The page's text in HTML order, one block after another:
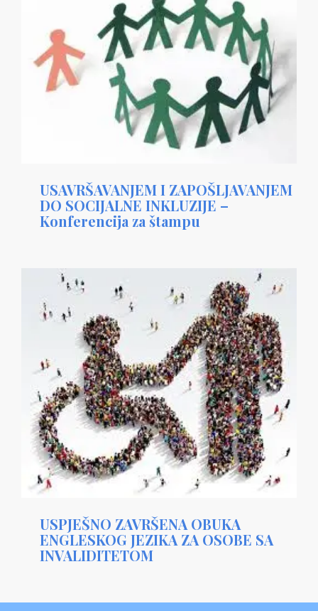
USAVRŠAVANJEM I ZAPOŠLJAVANJEM
DO SOCIJALNE INKLUZIJE –
Konferencija za štampu
USPJEŠNO ZAVRŠENA OBUKA
ENGLESKOG JEZIKA ZA OSOBE SA
INVALIDITETOM